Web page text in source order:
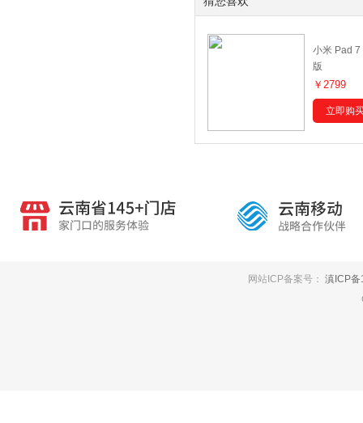
小米 Pad
版
￥2799
立即购
网站ICP备案号： 滇ICP